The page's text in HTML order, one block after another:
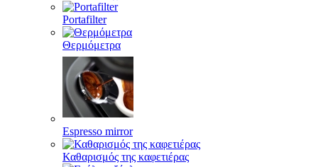
Portafilter
Θερμόμετρα
Espresso mirror
Καθαρισμός της καφετιέρας